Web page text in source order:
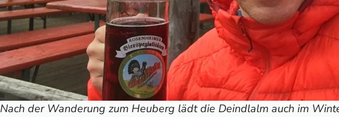
Nach der Wanderung zum Heuberg lädt die Deindlalm auch im